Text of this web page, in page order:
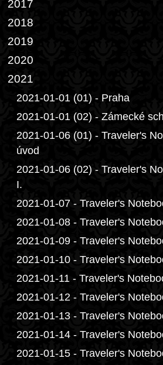
2017
2018
2019
2020
2021
2021-01-01 (01) - Praha
2021-01-01 (02) - Zámecké
2021-01-06 (01) - Traveler's
úvod
2021-01-06 (02) - Traveler's
I.
2021-01-07 - Traveler's
2021-01-08 - Traveler's
2021-01-09 - Traveler's
2021-01-10 - Traveler's
2021-01-11 - Traveler's
2021-01-12 - Traveler's
2021-01-13 - Traveler's
2021-01-14 - Traveler's
2021-01-15 - Traveler's